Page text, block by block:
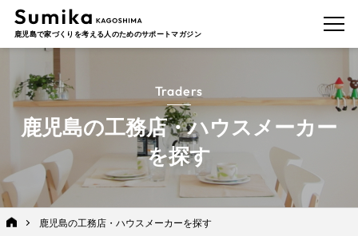
鹿児島で家づくりを考える人のためのサポートマガジン
Traders
鹿児島の工務店・ハウスメーカー
を探す
鹿児島の工務店・ハウスメーカーを探す